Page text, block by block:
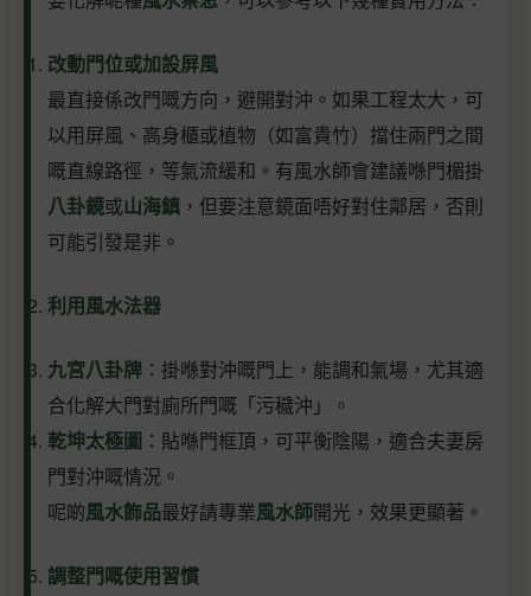
改動門位或加設屏風
最直接係改門嘅方向，避開對沖。如果工程太大，可
以用屏風、高身櫃或植物（如富貴竹）擋住兩門之間
嘅直線路徑，等氣流緩和。有風水師會建議喺門楣掛
八卦鏡或山海鎮 ，但要注意鏡面唔好對住鄰居，否則
可能引發是非。
利用風水法器
九宮八卦牌 ：掛喺對沖嘅門上，能調和氣場，尤其適
合化解大門對廁所門嘅「污穢沖」。
乾坤太極圖 ：貼喺門框頂，可平衡陰陽，適合夫妻房
門對沖嘅情況。
呢啲風水飾品最好請專業風水師開光，效果更顯著。
調整門嘅使用習慣